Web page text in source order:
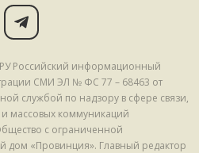
Российский информационный
СМИ ЭЛ № ФС 77 – 68463 от
службой по надзору в сфере связи,
массовых коммуникаций
с ограниченной
дом «Провинция». Главный редактор